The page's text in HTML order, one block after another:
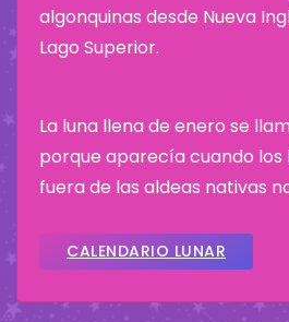
algonquinas desde Nueva
Lago Superior.
La luna llena de enero se
porque aparecía cuando los
fuera de las aldeas nativas
CALENDARIO LUNAR